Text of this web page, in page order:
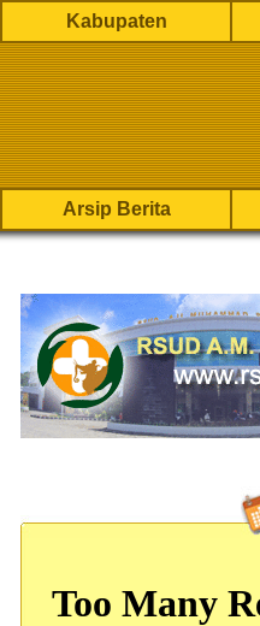
Kabupaten
Arsip Berita